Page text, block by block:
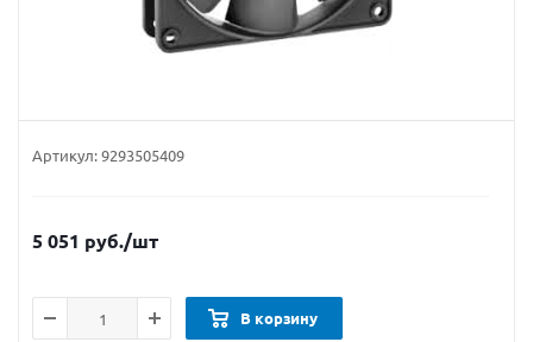
Артикул:9293505409
5 051 руб./шт
В корзину